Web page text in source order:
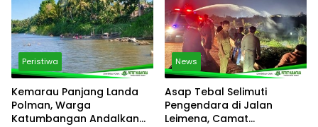
Peristiwa
Kemarau Panjang Landa
Polman, Warga
Katumbangan Andalkan
News
Asap Tebal Selimuti
Pengendara di Jalan
Leimena, Camat